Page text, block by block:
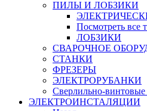
ПИЛЫ И ЛОБЗИКИ
Посмотреть все
ЛОБЗИКИ
СВАРОЧНОЕ
СТАНКИ
ФРЕЗЕРЫ
ЭЛЕКТРОРУБАНКИ
Сверлильно-винтовые
ЭЛЕКТРОИНСТАЛЯЦИИ